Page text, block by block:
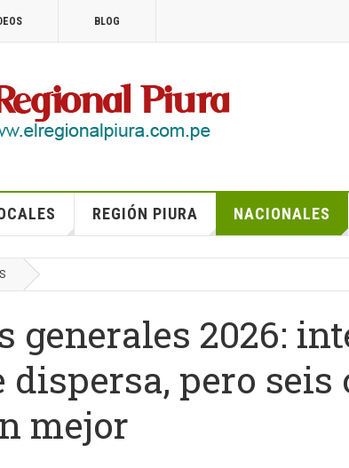
BLOG
REGIÓN PIURA NACIONALES
generales 2026:
dispersa, pero seis
mejor